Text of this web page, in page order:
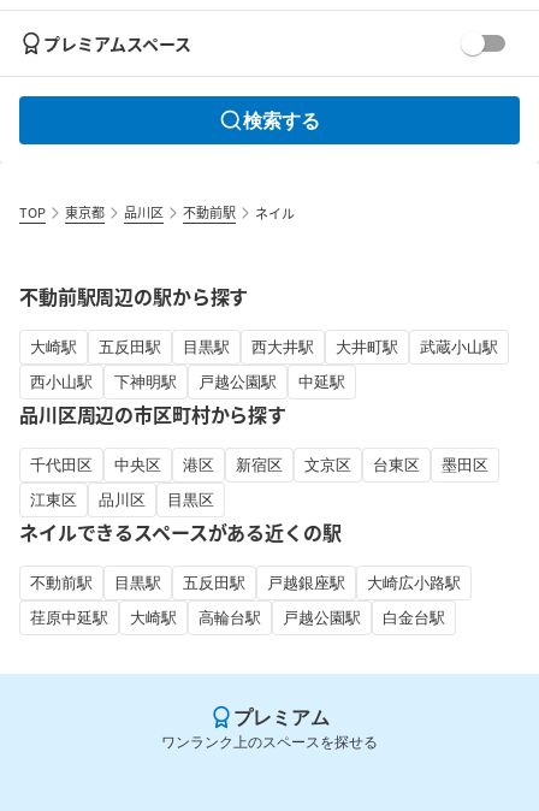
プレミアムスペース
検索する
TOP 東京都 品川区 不動前駅 ネイル
不動前駅周辺の駅から探す
大崎駅 五反田駅 目黒駅 西大井駅 大井町駅
武蔵小山駅
西小山駅
下神明駅 戸越公園駅 中延駅
品川区周辺の市区町村から探す
千代田区 中央区 港区 新宿区 文京区 台東区
墨田区
江東区
品川区 目黒区
ネイルできるスペースがある近くの駅
不動前駅 目黒駅 五反田駅 戸越銀座駅
大崎広小路駅
荏原中延駅
大崎駅 高輪台駅 戸越公園駅 白金台駅
プレミアム
ワンランク上のスペースを探せる